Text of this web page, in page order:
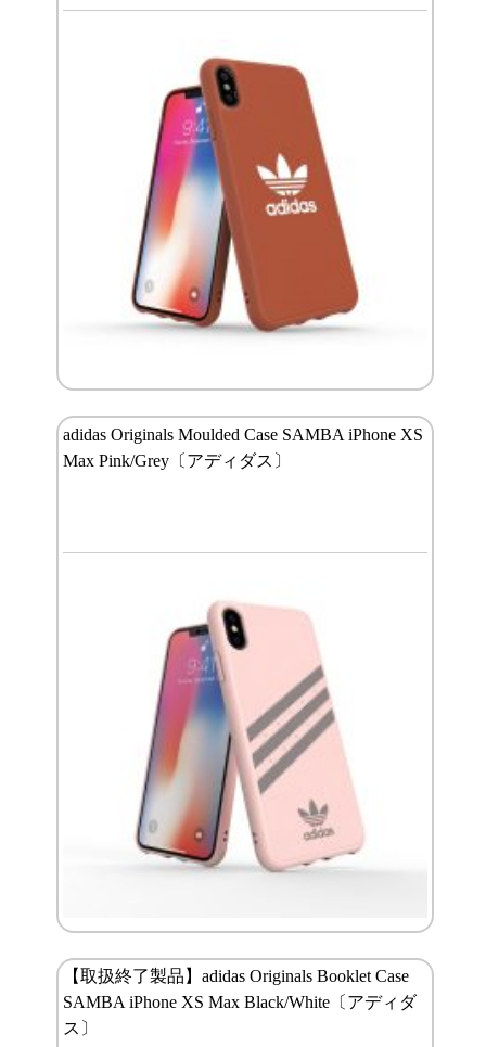
adidas Originals Moulded Case SAMBA iPhone XS
Max Pink/Grey〔アディダス〕
【取扱終了製品】adidas Originals Booklet Case
SAMBA iPhone XS Max Black/White〔アディダ
ス〕